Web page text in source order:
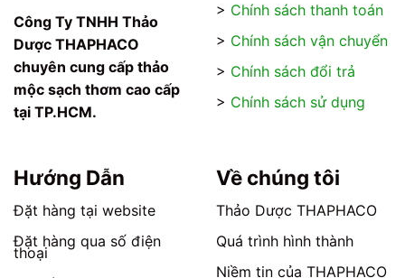
trên
sản
phẩm
trên
trang
phẩm
Công Ty TNHH Thảo
Dược THAPHACO
chuyên cung cấp thảo
mộc sạch thơm cao cấp
tại TP.HCM.
> Chính sách thanh toán
> Chính sách vận chuyển
> Chính sách đổi trả
> Chính sách sử dụng
Hướng Dẫn
Đặt hàng tại website
Đặt hàng qua số điện
thoại
Về chúng tôi
Thảo Dược THAPHACO
Quá trình hình thành
Niềm tin của THAPHACO